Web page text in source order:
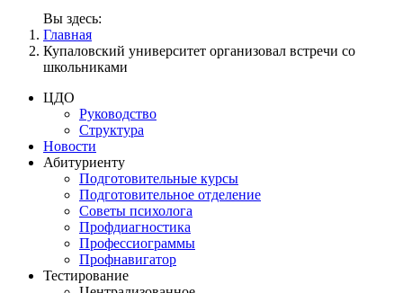
Вы здесь:
Главная
Купаловский университет организовал встречи со
школьниками
ЦДО
Руководство
Структура
Новости
Абитуриенту
Подготовительные курсы
Подготовительное отделение
Советы психолога
Профдиагностика
Профессиограммы
Профнавигатор
Тестирование